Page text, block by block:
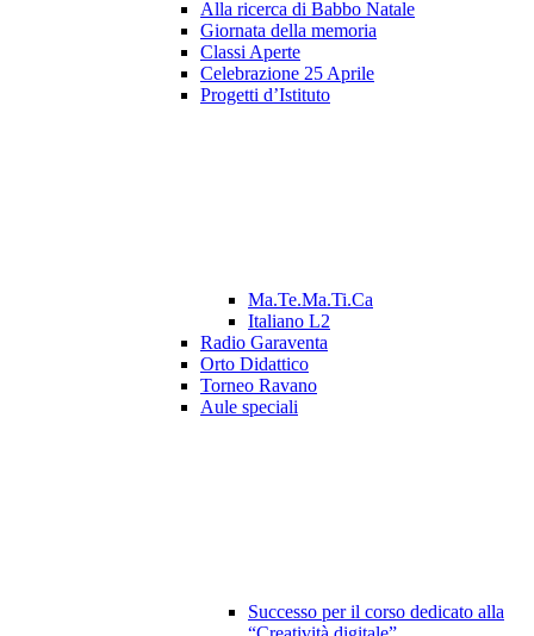
Alla ricerca di Babbo Natale
Giornata della memoria
Classi Aperte
Celebrazione 25 Aprile
Progetti d’Istituto
Ma.Te.Ma.Ti.Ca
Italiano L2
Radio Garaventa
Orto Didattico
Torneo Ravano
Aule speciali
Successo per il corso dedicato alla